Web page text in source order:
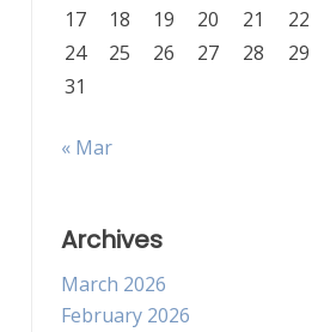
17
18 19 20 21 22
24
25 26 27 28 29
31
« Mar
Archives
March 2026
February 2026